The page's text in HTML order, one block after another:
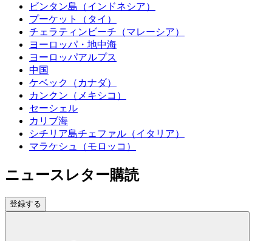
ビンタン島（インドネシア）
プーケット（タイ）
チェラティンビーチ（マレーシア）
ヨーロッパ・地中海
ヨーロッパアルプス
中国
ケベック（カナダ）
カンクン（メキシコ）
セーシェル
カリブ海
シチリア島チェファル（イタリア）
マラケシュ（モロッコ）
ニュースレター購読
登録する